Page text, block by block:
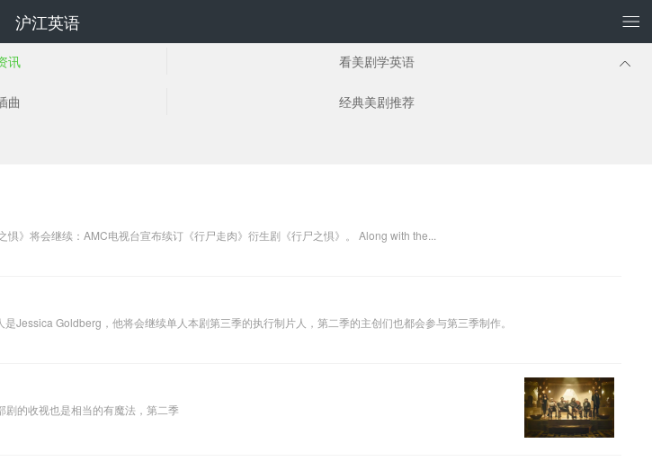
沪江英语
讯 看美剧学英语
曲 经典美剧推荐
Fear the Walking Dead will live on: AMC has renewed the Walking Dead spinoff for a fourth season.《行尸之惧》将会继续：AMC电视台宣布续订《行尸走肉》衍生剧《行尸之惧》。 Along with the...
Goldberg，他将会继续单人本剧第三季的执行制片人，第二季的主创们也都会参与第三季制作。
的收视也是相当的有魔法，第二季